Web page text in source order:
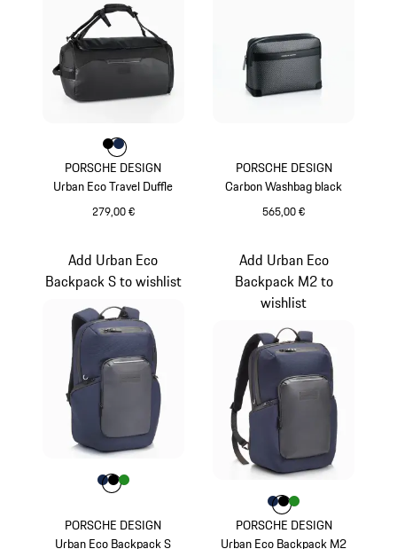
PORSCHE DESIGN
Urban Eco Travel Duffle
279,00 €
Farbe
FarbeFarbe
PORSCHE DESIGN
Carbon Washbag black
565,00 €
PORSCHE DESIGN
Urban Eco Backpack S
Add Urban Eco
Backpack S to wishlist
Farbe
Farbe
FarbeFarbe
PORSCHE DESIGN
Urban Eco Backpack M2
Add Urban Eco
Backpack M2 to
wishlist
Farbe
Farbe
FarbeFarbe